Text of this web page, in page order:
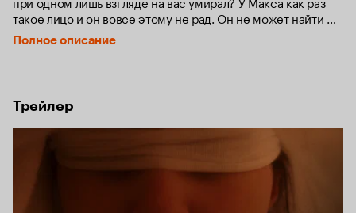
такое лицо и он вовсе этому не рад. Он не может найти
друзей, а в личной жизни так и вообще полная катастрофа.
А потом он встречает Алекс.
Полное описание
Трейлер